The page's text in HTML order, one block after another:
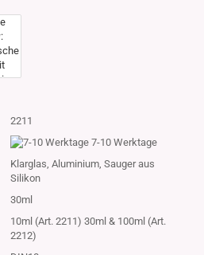
2211
7-10 Werktage
Klarglas, Aluminium, Sauger aus
Silikon
30ml
10ml (Art. 2211) 30ml & 100ml (Art.
2212)